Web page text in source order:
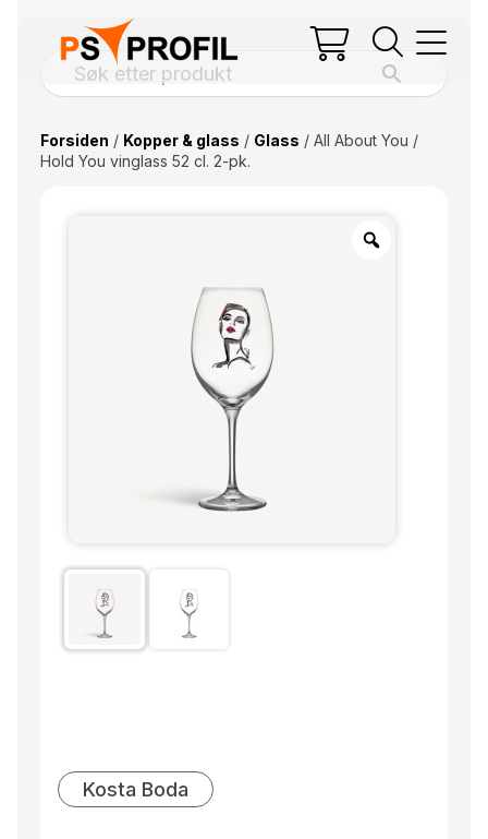
Forsiden / Kopper & glass / Glass / All About You /
Hold You vinglass 52 cl. 2-pk.
Kosta Boda